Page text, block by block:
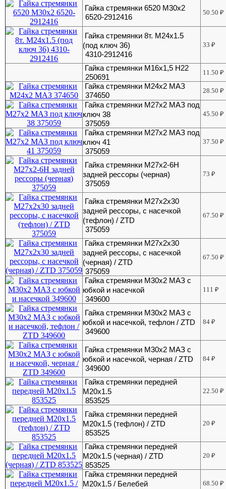
Гайка стремянки 6520 М30х2
6520-2912416
50.50₽
Гайка стремянки 8т. М24х1.5
(под ключ 36)
4310-2912416
33₽
Гайка стремянки М16х1,5 Н22
250691
11.50₽
Гайка стремянки М24х2 МАЗ
374650
28.50₽
Гайка стремянки М27х2 МАЗ под
ключ 38
375059
45.50₽
Гайка стремянки М27х2 МАЗ под
ключ 41
375059
37.50₽
Гайка стремянки М27х2-6Н
задней рессоры (черная)
375059
73₽
Гайка стремянки М27х2х30
задней рессоры, с насечкой
(тефлон) / ZTD
375059
67.50₽
Гайка стремянки М27х2х30
задней рессоры, с насечкой
(черная) / ZTD
375059
67.50₽
Гайка стремянки М30х2 МАЗ с
юбкой и насечкой
349600
111₽
Гайка стремянки М30х2 МАЗ с
юбкой и насечкой, тефлон / ZTD
349600
84₽
Гайка стремянки М30х2 МАЗ с
юбкой и насечкой, черная / ZTD
349600
84₽
Гайка стремянки передней
М20х1.5
853525
22.50₽
Гайка стремянки передней
М20х1.5 (тефлон) / ZTD
853525
20₽
Гайка стремянки передней
М20х1.5 (черная) / ZTD
853525
20₽
Гайка стремянки передней
М20х1.5 / Белебей
68.50₽